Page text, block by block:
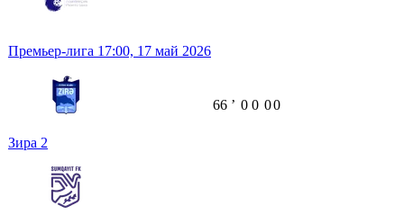
Премьер-лига 17:00, 17 май 2026
Зира 2
66 ʼ 0 0 00